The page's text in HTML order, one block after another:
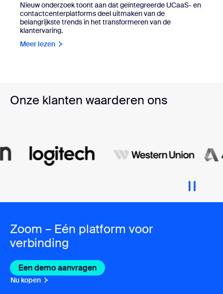
Nieuw onderzoek toont aan dat geïntegreerde UCaaS- en
contactcenterplatforms deel uitmaken van de
belangrijkste trends in het transformeren van de
klantervaring.
Meer lezen
Onze klanten waarderen ons
Zoom – Eén platform voor
verbinding
Een demo aanvragen
Nu kopen